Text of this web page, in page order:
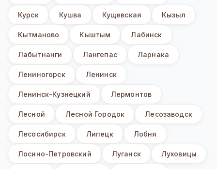
Курск Кушва Кущевская Кызыл
Кытманово Кыштым Лабинск
Лабытнанги Лангепас Ларнака
Лениногорск Ленинск
Ленинск-Кузнецкий Лермонтов
Лесной Лесной Городок Лесозаводск
Лесосибирск Липецк Лобня
Лосино-Петровский Луганск Луховицы